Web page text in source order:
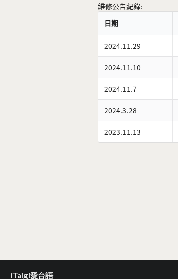
維修公告紀錄:
日期
2024.11.29
2024.11.10
2024.11.7
2024.3.28
2023.11.13
iTaigi愛台語